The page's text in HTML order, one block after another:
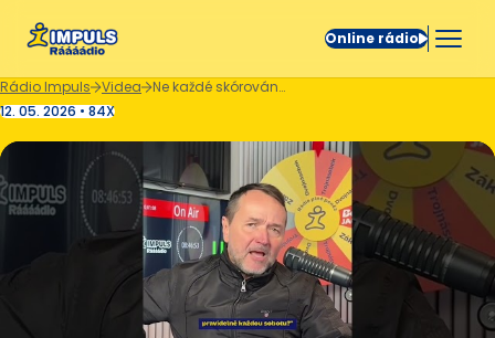
Online rádio
Rádio Impuls Videa
Ne každé skórování se zapisuje do tabulky. 😅
12. 05. 2026 • 84X